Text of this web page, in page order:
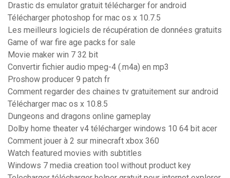
Drastic ds emulator gratuit télécharger for android
Télécharger photoshop for mac os x 10.7.5
Les meilleurs logiciels de récupération de données gratuits
Game of war fire age packs for sale
Movie maker win 7 32 bit
Convertir fichier audio mpeg-4 (.m4a) en mp3
Proshow producer 9 patch fr
Comment regarder des chaines tv gratuitement sur android
Télécharger mac os x 10.8.5
Dungeons and dragons online gameplay
Dolby home theater v4 télécharger windows 10 64 bit acer
Comment jouer à 2 sur minecraft xbox 360
Watch featured movies with subtitles
Windows 7 media creation tool without product key